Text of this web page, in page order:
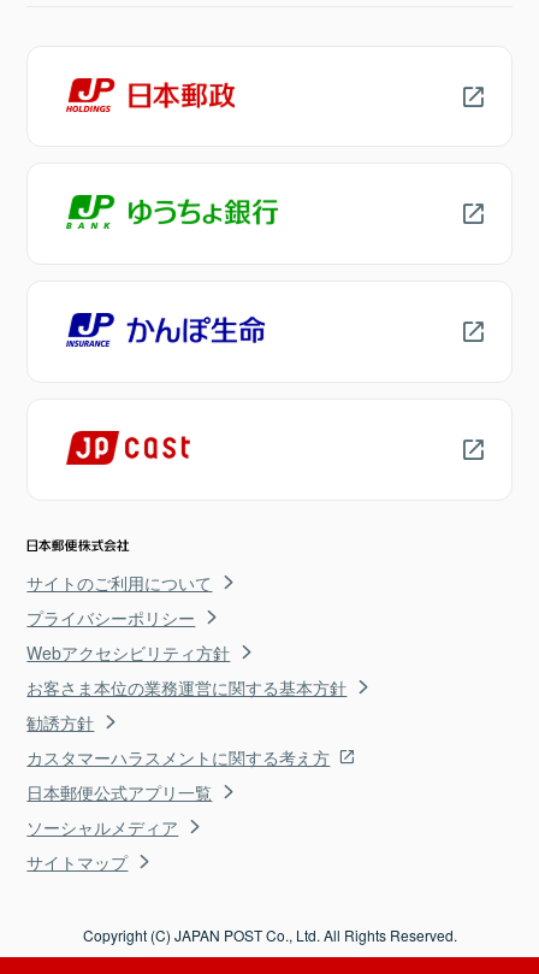
サイトのご利用について
プライバシーポリシー
Webアクセシビリティ方針
お客さま本位の業務運営に関する基本方針
勧誘方針
カスタマーハラスメントに関する考え方
日本郵便公式アプリ一覧
ソーシャルメディア
サイトマップ
Copyright (C) JAPAN POST Co., Ltd. All Rights Reserved.